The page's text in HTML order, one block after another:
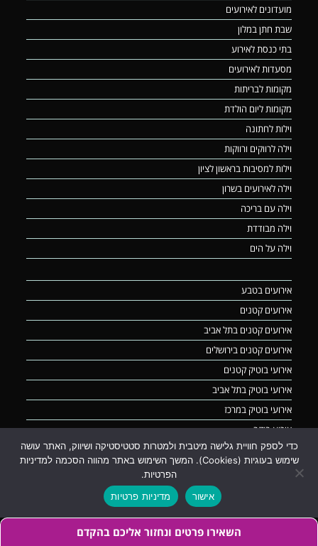
השאירו פרטים ונחזור אליכם בהקדם
מועדונים לאירועים
שבת חתן במלון
בתי כנסת לאירוע
מסעדות לאירועים
מקומות לבריתות
מקומות ליום הולדת
וילות לחתונה
וילה לרווקים ורווקות
וילות למסיבות בראשון לציון
וילה לאירועים בשרון
וילה עם בריכה
וילה מבודדת
וילה על הים
אירועים בטבע
אירועים קטנים
אירועים קטנים בתל אביב
אירועים קטנים בירושלים
אירועי בוטיק קטנים
אירועי בוטיק בתל אביב
אירועי בוטיק במרכז
אירוע ביקב
חללים סגורים
מקום לאירוע חברה
מקום למסיבת חברה
אירועים עסקיים וימי עיון
כדי לספק חוויית גלישה מיטבית ולמטרות סטטיסטיקה ושיווק, האתר עושה
שימוש בעוגיות (Cookies). המשך השימוש באתר מהווה הסכמה למדיניות
הפרטיות.
אישור
מדיניות פרטיות